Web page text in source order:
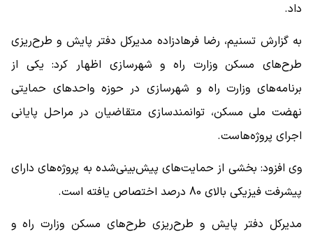
داد.
به گزارش تسنیم، رضا فرهادزاده مدیرکل دفتر پایش و طرح‌ریزی
طرح‌های مسکن وزارت راه و شهرسازی اظهار کرد: یکی از
برنامه‌های وزارت راه و شهرسازی در حوزه واحدهای حمایتی
نهضت ملی مسکن، توانمندسازی متقاضیان در مراحل پایانی
اجرای پروژه‌هاست.
وی افزود: بخشی از حمایت‌های پیش‌بینی‌شده به پروژه‌های دارای
پیشرفت فیزیکی بالای 80 درصد اختصاص یافته است.
مدیرکل دفتر پایش و طرح‌ریزی طرح‌های مسکن وزارت راه و